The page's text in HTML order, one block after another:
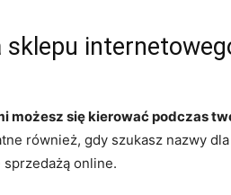
sklepu
możesz się kierować podczas
również, gdy szukasz nazwy
online.